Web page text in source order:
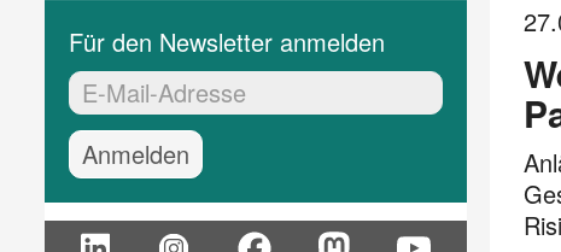
Für den Newsletter anmelden
EMail-Adresse:*